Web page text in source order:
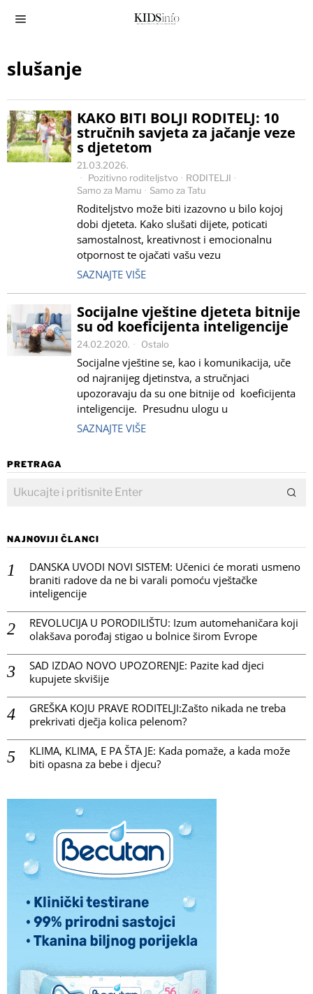
slušanje
KAKO BITI BOLJI RODITELJ: 10
stručnih savjeta za jačanje veze
s djetetom
21.03.2026.
Pozitivno roditeljstvo · RODITELJI ·
Samo za Mamu · Samo za Tatu
Roditeljstvo može biti izazovno u bilo kojoj
dobi djeteta. Kako slušati dijete, poticati
samostalnost, kreativnost i emocionalnu
otpornost te ojačati vašu vezu
SAZNAJTE VIŠE
Socijalne vještine djeteta bitnije
su od koeficijenta inteligencije
24.02.2020. Ostalo
Socijalne vještine se, kao i komunikacija, uče
od najranijeg djetinstva, a stručnjaci
upozoravaju da su one bitnije od koeficijenta
inteligencije. Presudnu ulogu u
SAZNAJTE VIŠE
PRETRAGA
NAJNOVIJI ČLANCI
DANSKA UVODI NOVI SISTEM: Učenici će morati usmeno
braniti radove da ne bi varali pomoću vještačke
inteligencije
REVOLUCIJA U PORODILIŠTU: Izum automehaničara koji
olakšava porođaj stigao u bolnice širom Evrope
SAD IZDAO NOVO UPOZORENJE: Pazite kad djeci
kupujete skvišije
GREŠKA KOJU PRAVE RODITELJI:Zašto nikada ne treba
prekrivati dječja kolica pelenom?
KLIMA, KLIMA, E PA ŠTA JE: Kada pomaže, a kada može
biti opasna za bebe i djecu?